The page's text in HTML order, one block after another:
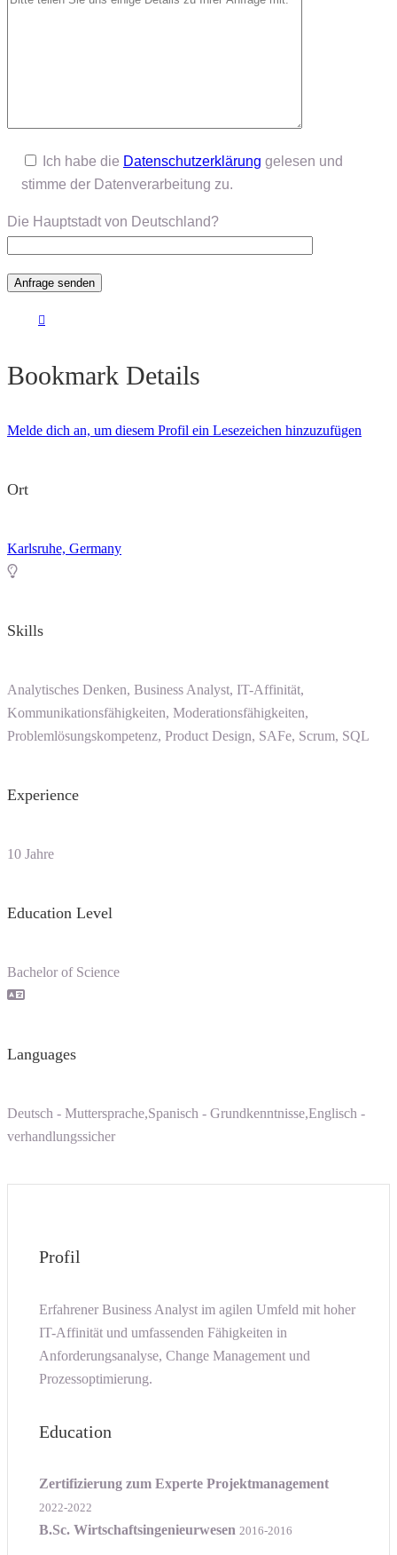
Ich habe die Datenschutzerklärung gelesen und
stimme der Datenverarbeitung zu.
Die Hauptstadt von Deutschland?
Bookmark Details
Melde dich an, um diesem Profil ein Lesezeichen hinzuzufügen
Ort
Karlsruhe, Germany
Skills
Analytisches Denken, Business Analyst, IT-Affinität,
Kommunikationsfähigkeiten, Moderationsfähigkeiten,
Problemlösungskompetenz, Product Design, SAFe, Scrum, SQL
Experience
10 Jahre
Education Level
Bachelor of Science
Languages
Deutsch - Muttersprache,Spanisch - Grundkenntnisse,Englisch -
verhandlungssicher
Profil
Erfahrener Business Analyst im agilen Umfeld mit hoher
IT-Affinität und umfassenden Fähigkeiten in
Anforderungsanalyse, Change Management und
Prozessoptimierung.
Education
Zertifizierung zum Experte Projektmanagement
2022-2022
B.Sc. Wirtschaftsingenieurwesen 2016-2016